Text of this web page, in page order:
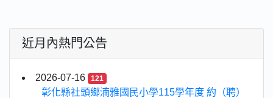
近月內熱門公告
2026-07-16 121
彰化縣社頭鄉湳雅國民小學115學年度 約（聘）